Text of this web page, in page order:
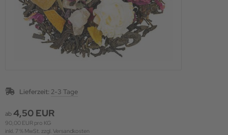
Lieferzeit: 2-3 Tage
ab4,50 EUR
90,00 EUR pro KG
inkl. 7 % MwSt. zzgl. Versandkosten